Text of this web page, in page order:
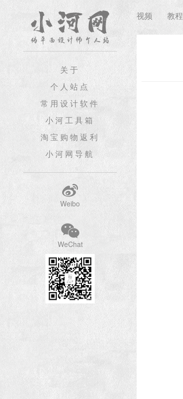
视频 教程
关于
个人站点
常用设计软件
小河工具箱
淘宝购物返利
小河网导航
Weibo
WeChat